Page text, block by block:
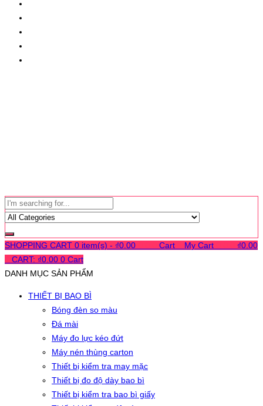
SHOPPING CART 0 item(s) - ₫0.00 Cart My Cart ₫0.00
CART: ₫0.00 0 Cart
DANH MỤC SẢN PHẨM
THIẾT BỊ BAO BÌ
Bóng đèn so màu
Đá mài
Máy đo lực kéo đứt
Máy nén thùng carton
Thiết bị kiểm tra may mặc
Thiết bị đo độ dày bao bì
Thiết bị kiểm tra bao bì giấy